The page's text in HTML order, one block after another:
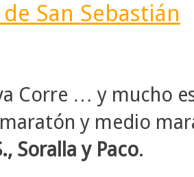
San Sebastián
Corre … y mucho
y medio
Soralla y Paco.